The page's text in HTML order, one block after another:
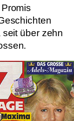
über zehn